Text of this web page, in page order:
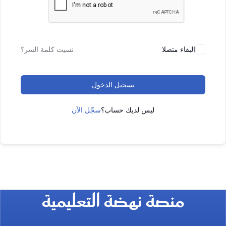
البقاء متصلا نسيت كلمة السر؟
تسجيل الدخول
ليس لديك حساب؟سجّل الآن
منصة نهضة التعليمية